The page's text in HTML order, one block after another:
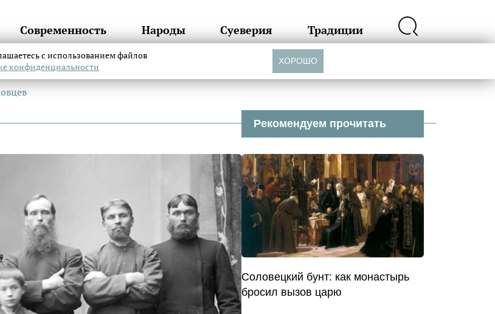
Современность Народы Суеверия Традиции
Рекомендуем прочитать
Соловецкий бунт: как монастырь
бросил вызов царю
с использованием файлов
конфиденциальности ХОРОШО